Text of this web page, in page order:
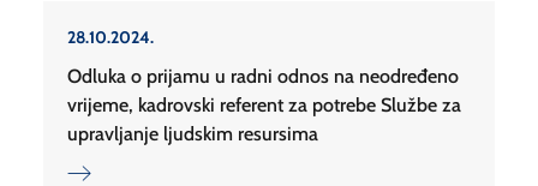
28.10.2024.
Odluka o prijamu u radni odnos na neodređeno
vrijeme, kadrovski referent za potrebe Službe za
upravljanje ljudskim resursima